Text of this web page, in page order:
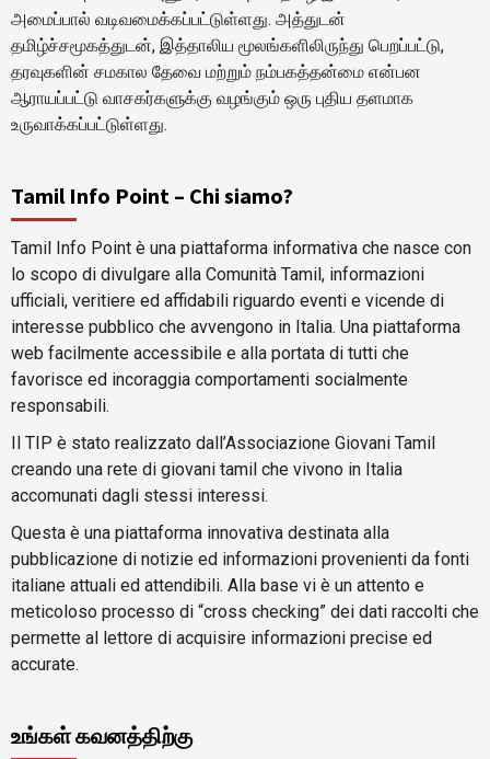
அமைப்பால் வடிவமைக்கப்பட்டுள்ளது. அத்துடன்
தமிழ்ச்சமூகத்துடன், இத்தாலிய மூலங்களிலிருந்து பெறப்பட்டு,
தரவுகளின் சமகால தேவை மற்றும் நம்பகத்தன்மை என்பன
ஆராயப்பட்டு வாசகர்களுக்கு வழங்கும் ஒரு புதிய தளமாக
உருவாக்கப்பட்டுள்ளது.
Tamil Info Point – Chi siamo?
Tamil Info Point è una piattaforma informativa che nasce con
lo scopo di divulgare alla Comunità Tamil, informazioni
ufficiali, veritiere ed affidabili riguardo eventi e vicende di
interesse pubblico che avvengono in Italia. Una piattaforma
web facilmente accessibile e alla portata di tutti che
favorisce ed incoraggia comportamenti socialmente
responsabili.
Il TIP è stato realizzato dall’Associazione Giovani Tamil
creando una rete di giovani tamil che vivono in Italia
accomunati dagli stessi interessi.
Questa è una piattaforma innovativa destinata alla
pubblicazione di notizie ed informazioni provenienti da fonti
italiane attuali ed attendibili. Alla base vi è un attento e
meticoloso processo di “cross checking” dei dati raccolti che
permette al lettore di acquisire informazioni precise ed
accurate.
உங்கள் கவனத்திற்கு